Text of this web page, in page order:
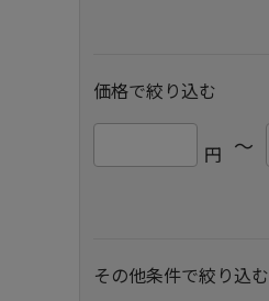
価格で絞り込む
円 ～
その他条件で絞り込む